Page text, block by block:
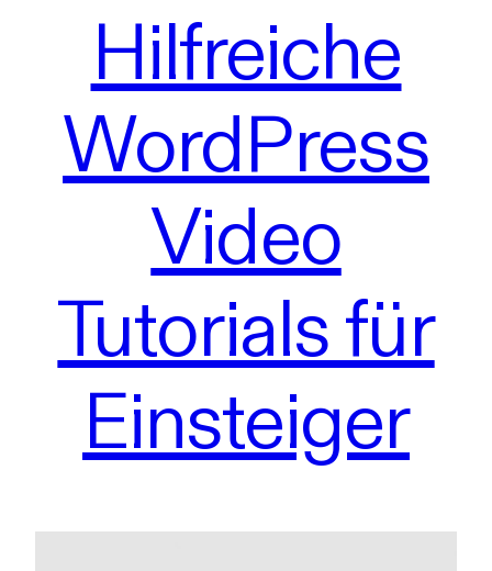
Hilfreiche
WordPress
Video
Tutorials für
Einsteiger